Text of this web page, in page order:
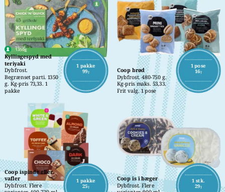
1 pakke
99,-
Kyllingespyd med
teriyaki
Dybfrost.
Begrænset parti. 1350
g. Kg-pris 73,33. 1
pakke
1 pose
16,-
Coop brød
Dybfrost. 480-750 g.
Kg-pris maks. 53,33.
Frit valg. 1 pose
1 pakke
25,-
Coop ispinde eller
vafler
Dybfrost. Flere
1 stk.
29,-
Coop is i bæger
Dybfrost. Flere